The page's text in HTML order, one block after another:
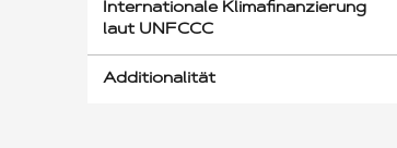
Internationale Klimafinanzierung
laut UNFCCC
Additionalität